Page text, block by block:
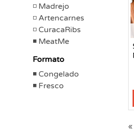
Madrejo
Artencarnes
CuracaRibs
MeatMe
Formato
Congelado
Fresco